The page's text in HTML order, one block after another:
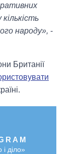
народу», -
Британії
діло»